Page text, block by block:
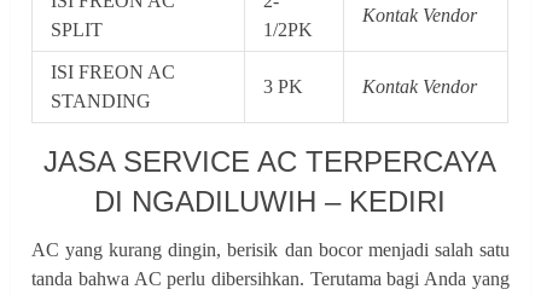
SPLIT
1/2PK
Kontak Vendor
ISI FREON AC
STANDING
3 PK Kontak Vendor
JASA SERVICE AC TERPERCAYA
DI NGADILUWIH – KEDIRI
AC yang kurang dingin, berisik dan bocor menjadi salah satu
tanda bahwa AC perlu dibersihkan. Terutama bagi Anda yang